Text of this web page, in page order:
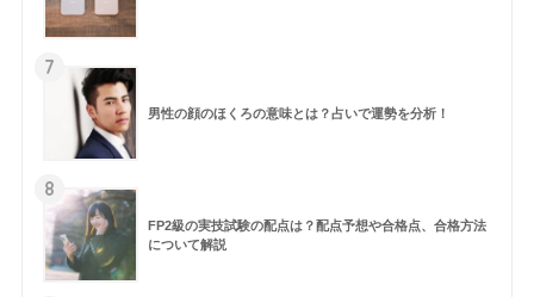
7
男性の顔のほくろの意味とは？占いで運勢を分析！
8
FP2級の実技試験の配点は？配点予想や合格点、合格方法
について解説